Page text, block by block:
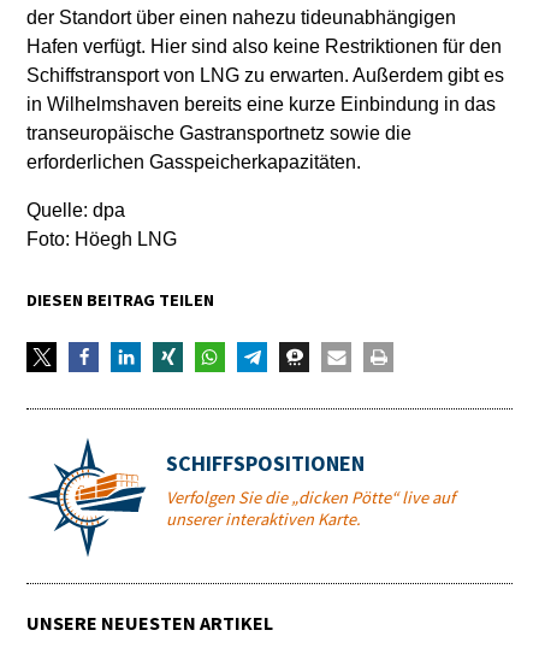
der Standort über einen nahezu tideunabhängigen
Hafen verfügt. Hier sind also keine Restriktionen für den
Schiffstransport von LNG zu erwarten. Außerdem gibt es
in Wilhelmshaven bereits eine kurze Einbindung in das
transeuropäische Gastransportnetz sowie die
erforderlichen Gasspeicherkapazitäten.
Quelle: dpa
Foto: Höegh LNG
DIESEN BEITRAG TEILEN
SCHIFFSPOSITIONEN
Verfolgen Sie die „dicken Pötte“ live auf
unserer interaktiven Karte.
UNSERE NEUESTEN ARTIKEL